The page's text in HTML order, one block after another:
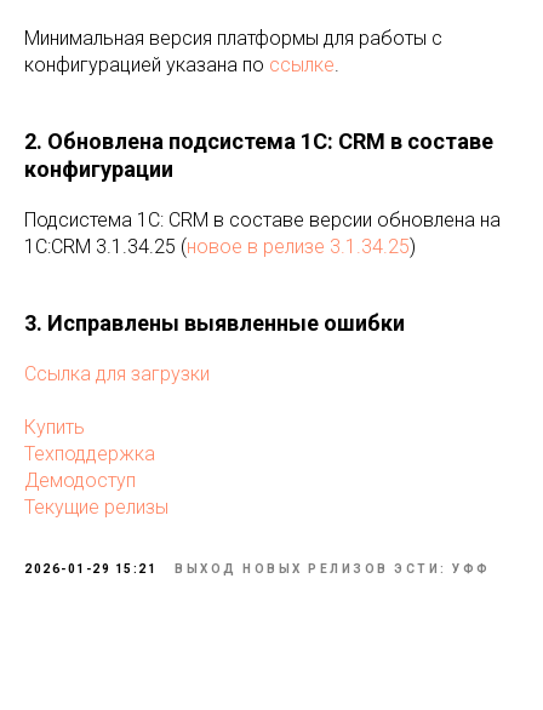
Минимальная версия платформы для работы с
конфигурацией указана по ссылке.
2. Обновлена подсистема 1С: CRM в составе
конфигурации
Подсистема 1С: CRM в составе версии обновлена на
1C:CRM 3.1.34.25 (новое в релизе 3.1.34.25)
3. Исправлены выявленные ошибки
Ссылка для загрузки
Купить
Техподдержка
Демодоступ
Текущие релизы
2026-01-29 15:21 ВЫХОД НОВЫХ РЕЛИЗОВ ЭСТИ: УФФ